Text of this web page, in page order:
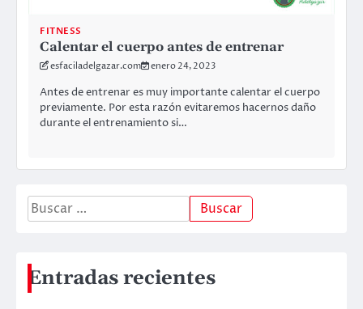
FITNESS
Calentar el cuerpo antes de entrenar
esfaciladelgazar.com enero 24, 2023
Antes de entrenar es muy importante calentar el cuerpo
previamente. Por esta razón evitaremos hacernos daño
durante el entrenamiento si…
Entradas recientes